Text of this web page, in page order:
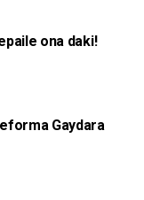
ona daki!
Gaydara